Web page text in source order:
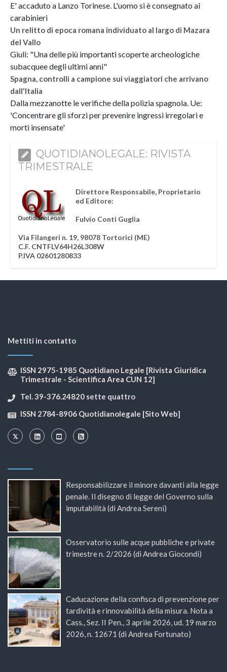
E' accaduto a Lanzo Torinese. L'uomo si è consegnato ai
carabinieri
Un relitto di epoca romana individuato al largo di Mazara
del Vallo
Giuli: "Una delle più importanti scoperte archeologiche
subacquee degli ultimi anni"
Spagna, controlli a campione sui viaggiatori che arrivano
dall'Italia
Dalla mezzanotte le verifiche della polizia spagnola. Ue:
'Concentrare gli sforzi per prevenire ingressi irregolari e
morti insensate'
QUOTIDIANOLEGALE: RIVISTA
TRIMESTRALE
Direttore Responsabile, Proprietario
ed Editore:
Fulvio Conti Guglia
Via Filangeri n. 19, 98078 Tortorici (ME)
C.F. CNTFLV64H26L308W
P.IVA 02601280833
Mettiti in contatto
ISSN 2975-1985 Quotidiano Legale [Rivista Giuridica
Trimestrale - Scientifica Area CUN 12]
Tel. 39-376.24820 sette quattro
ISSN 2784-8906 Quotidianolegale [Sito Web]
Responsabilizzare il minore davanti alla legge
penale. Il disegno di legge del Governo sulla
imputabilità (di Andrea Sereni)
Osservatorio sulle acque pubbliche e private
trimestre n. 2/2026 (di Andrea Giocondi)
Caducazione della confisca di prevenzione per
tardività e rinnovabilità della misura. Nota a
Cass., Sez. II Pen., 3 aprile 2026, ud. 19 marzo
2026, n. 12671 (di Andrea Fortunato)